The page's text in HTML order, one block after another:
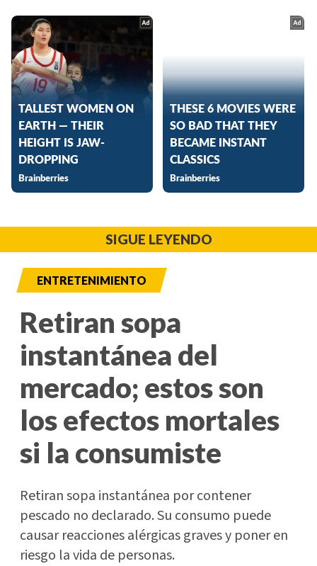
SIGUE LEYENDO
ENTRETENIMIENTO
Retiran sopa
instantánea del
mercado; estos son
los efectos mortales
si la consumiste
Retiran sopa instantánea por contener
pescado no declarado. Su consumo puede
causar reacciones alérgicas graves y poner en
riesgo la vida de personas.